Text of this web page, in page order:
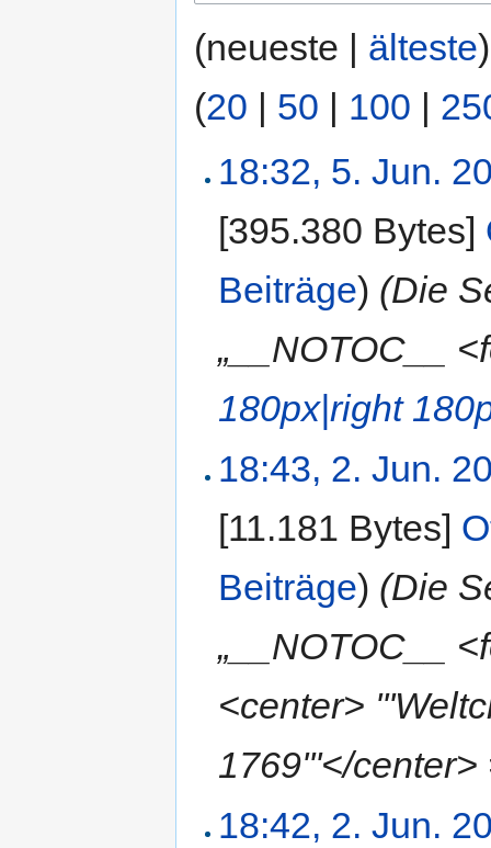
(neueste | älteste
(20 50 100
18:32, 5. Jun.
[395.380 Bytes]
Beiträge) (Die
„__NOTOC__
180px|right
18:43, 2. Jun.
[11.181 Bytes]
Beiträge) (Die
„__NOTOC__
<center>
1769'''</
18:42, 2. Jun.